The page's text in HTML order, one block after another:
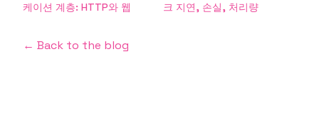
케이션 계층: HTTP와 웹
크 지연, 손실, 처리량
← Back to the blog